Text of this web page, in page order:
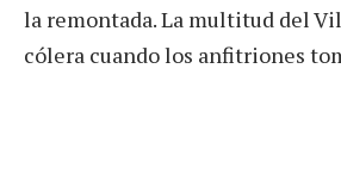
la remontada. La multitud del
cólera cuando los anfitriones